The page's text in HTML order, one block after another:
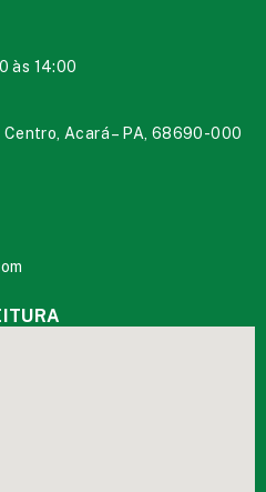
às 14:00
Centro, Acará – PA, 68690-000